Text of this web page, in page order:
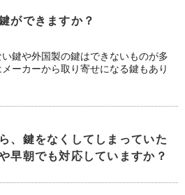
ができますか？
鍵や外国製の鍵はできないものが多
ーカーから取り寄せになる鍵もあり
、鍵をなくしてしまっていた
早朝でも対応していますか？